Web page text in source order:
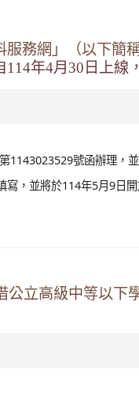
務網」（以下簡
年4月30日上線
1143023529號函辦理，
，並將於114年5月9日
立高級中等以下